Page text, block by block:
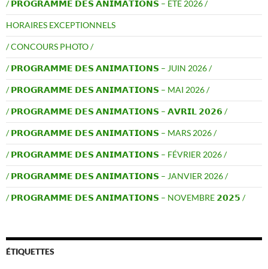
/ 𝗣𝗥𝗢𝗚𝗥𝗔𝗠𝗠𝗘 𝗗𝗘𝗦 𝗔𝗡𝗜𝗠𝗔𝗧𝗜𝗢𝗡𝗦 – ÉTÉ 2026 /
HORAIRES EXCEPTIONNELS
/ CONCOURS PHOTO /
/ 𝗣𝗥𝗢𝗚𝗥𝗔𝗠𝗠𝗘 𝗗𝗘𝗦 𝗔𝗡𝗜𝗠𝗔𝗧𝗜𝗢𝗡𝗦 – JUIN 2026 /
/ 𝗣𝗥𝗢𝗚𝗥𝗔𝗠𝗠𝗘 𝗗𝗘𝗦 𝗔𝗡𝗜𝗠𝗔𝗧𝗜𝗢𝗡𝗦 – MAI 2026 /
/ 𝗣𝗥𝗢𝗚𝗥𝗔𝗠𝗠𝗘 𝗗𝗘𝗦 𝗔𝗡𝗜𝗠𝗔𝗧𝗜𝗢𝗡𝗦 – 𝗔𝗩𝗥𝗜𝗟 𝟮𝟬𝟮𝟲 /
/ 𝗣𝗥𝗢𝗚𝗥𝗔𝗠𝗠𝗘 𝗗𝗘𝗦 𝗔𝗡𝗜𝗠𝗔𝗧𝗜𝗢𝗡𝗦 – MARS 2026 /
/ 𝗣𝗥𝗢𝗚𝗥𝗔𝗠𝗠𝗘 𝗗𝗘𝗦 𝗔𝗡𝗜𝗠𝗔𝗧𝗜𝗢𝗡𝗦 – FÉVRIER 2026 /
/ 𝗣𝗥𝗢𝗚𝗥𝗔𝗠𝗠𝗘 𝗗𝗘𝗦 𝗔𝗡𝗜𝗠𝗔𝗧𝗜𝗢𝗡𝗦 – JANVIER 2026 /
/ 𝗣𝗥𝗢𝗚𝗥𝗔𝗠𝗠𝗘 𝗗𝗘𝗦 𝗔𝗡𝗜𝗠𝗔𝗧𝗜𝗢𝗡𝗦 – NOVEMBRE 𝟮𝟬𝟮𝟱 /
ÉTIQUETTES